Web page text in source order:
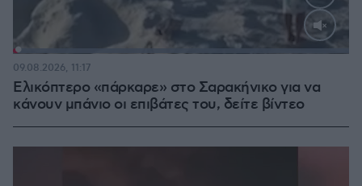
Loaded
Ελικόπτερο «πάρκαρε» στο Σαρακήνικο για να
κάνουν μπάνιο οι επιβάτες του, δείτε βίντεο
09.08.2026, 11:17